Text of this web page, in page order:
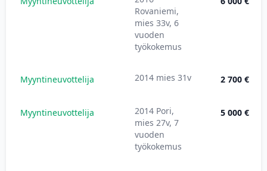
Rovaniemi,
mies 33v, 6
vuoden
työkokemus
Myyntineuvottelija 2014 mies 31v 2 700 €
Myyntineuvottelija
2014 Pori,
mies 27v, 7
vuoden
työkokemus
5 000 €